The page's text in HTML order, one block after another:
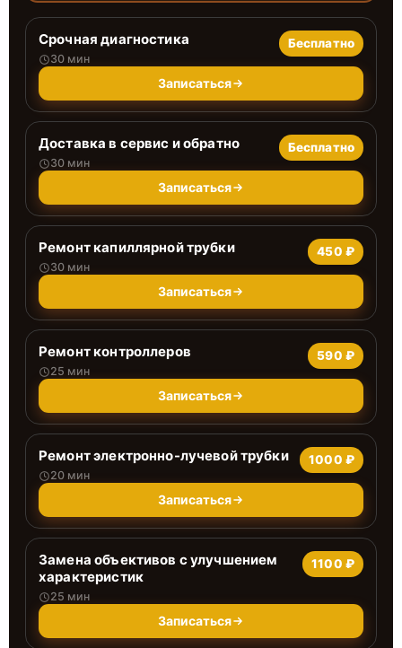
Срочная диагностика
30 мин
Бесплатно
Записаться
Доставка в сервис и обратно
30 мин
Бесплатно
Записаться
Ремонт капиллярной трубки
30 мин
450 ₽
Записаться
Ремонт контроллеров
25 мин
590 ₽
Записаться
Ремонт электронно-лучевой трубки
20 мин
1000 ₽
Записаться
Замена объективов с улучшением
характеристик
25 мин
1100 ₽
Записаться